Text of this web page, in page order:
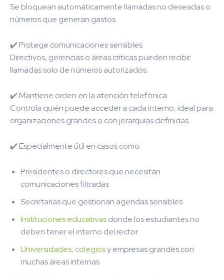
Se bloquean automáticamente llamadas no deseadas o
números que generan gastos.
✔️ Protege comunicaciones sensibles
Directivos, gerencias o áreas críticas pueden recibir
llamadas solo de números autorizados.
✔️ Mantiene orden en la atención telefónica
Controla quién puede acceder a cada interno, ideal para
organizaciones grandes o con jerarquías definidas.
✔️ Especialmente útil en casos como:
Presidentes o directores que necesitan
comunicaciones filtradas
Secretarías que gestionan agendas sensibles
Instituciones educativasdonde los estudiantes no
deben tener el interno del rector
Universidades, colegiosy empresas grandes con
muchas áreas internas